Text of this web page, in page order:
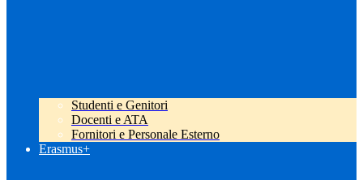
Studenti e Genitori
Docenti e ATA
Fornitori e Personale Esterno
Erasmus+